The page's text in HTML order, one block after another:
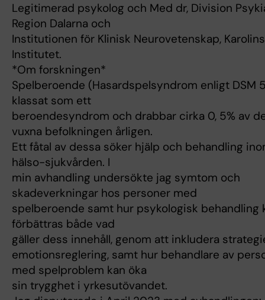
Legitimerad psykolog och Med dr, Division
Region Dalarna och
Institutionen för Klinisk Neurovetenskap,
Institutet.
*Om forskningen*
Spelberoende (Hasardspelsyndrom enligt DSM
klassat som ett
beroendesyndrom och drabbar cirka 0, 5% av
vuxna befolkningen årligen.
Ett fåtal av dessa söker hjälp och behandling
hälso-sjukvården. I
min avhandling undersökte jag symtom och
skadeverkningar hos personer med
spelberoende samt hur psykologisk behandling
förbättras både vad
gäller dess innehåll, genom att inkludera
emotionsreglering, samt hur behandlare av
med spelproblem kan öka
sin trygghet i yrkesutövandet.